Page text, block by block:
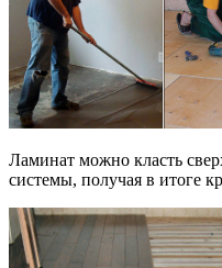
Ламинат можно класть
системы, получая в итоге